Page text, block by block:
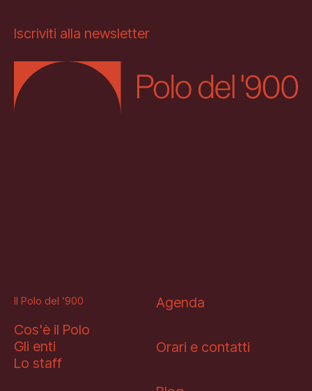
Iscriviti alla newsletter
Il Polo del ‘900
Cos'è il Polo
Gli enti
Lo staff
Agenda
Orari e contatti